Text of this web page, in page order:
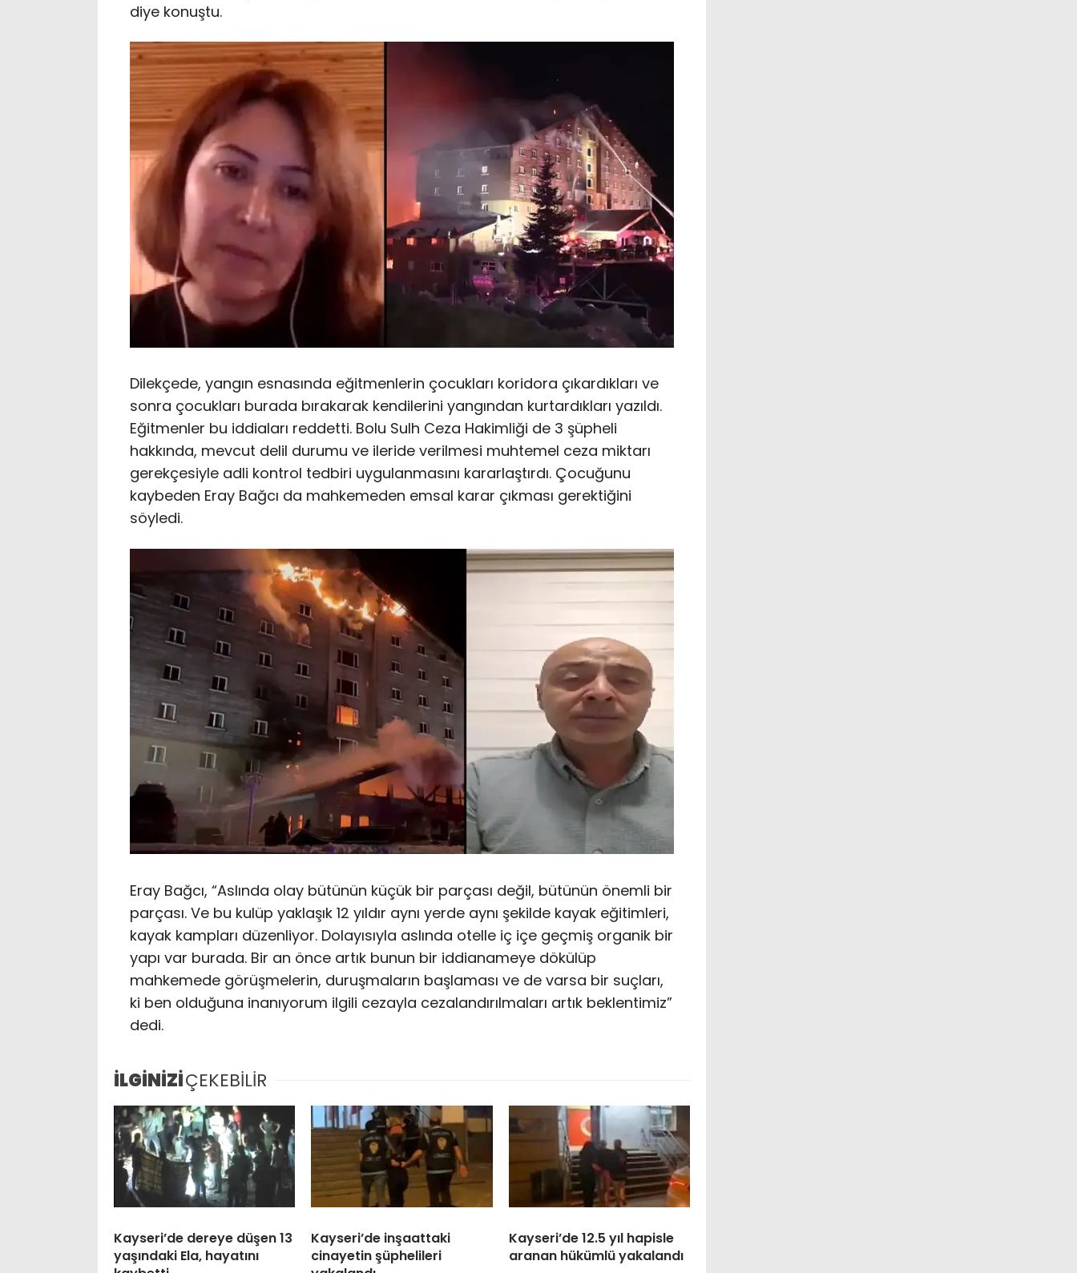
diye konuştu.
Dilekçede, yangın esnasında eğitmenlerin çocukları koridora çıkardıkları ve
sonra çocukları burada bırakarak kendilerini yangından kurtardıkları yazıldı.
Eğitmenler bu iddiaları reddetti. Bolu Sulh Ceza Hakimliği de 3 şüpheli
hakkında, mevcut delil durumu ve ileride verilmesi muhtemel ceza miktarı
gerekçesiyle adli kontrol tedbiri uygulanmasını kararlaştırdı. Çocuğunu
kaybeden Eray Bağcı da mahkemeden emsal karar çıkması gerektiğini
söyledi.
Eray Bağcı, “Aslında olay bütünün küçük bir parçası değil, bütünün önemli bir
parçası. Ve bu kulüp yaklaşık 12 yıldır aynı yerde aynı şekilde kayak eğitimleri,
kayak kampları düzenliyor. Dolayısıyla aslında otelle iç içe geçmiş organik bir
yapı var burada. Bir an önce artık bunun bir iddianameye dökülüp
mahkemede görüşmelerin, duruşmaların başlaması ve de varsa bir suçları,
ki ben olduğuna inanıyorum ilgili cezayla cezalandırılmaları artık beklentimiz”
dedi.
İLGİNİZİÇEKEBİLİR
Kayseri’de dereye düşen 13
yaşındaki Ela, hayatını
Kayseri’de inşaattaki
cinayetin şüphelileri
Kayseri’de 12.5 yıl hapisle
aranan hükümlü yakalandı